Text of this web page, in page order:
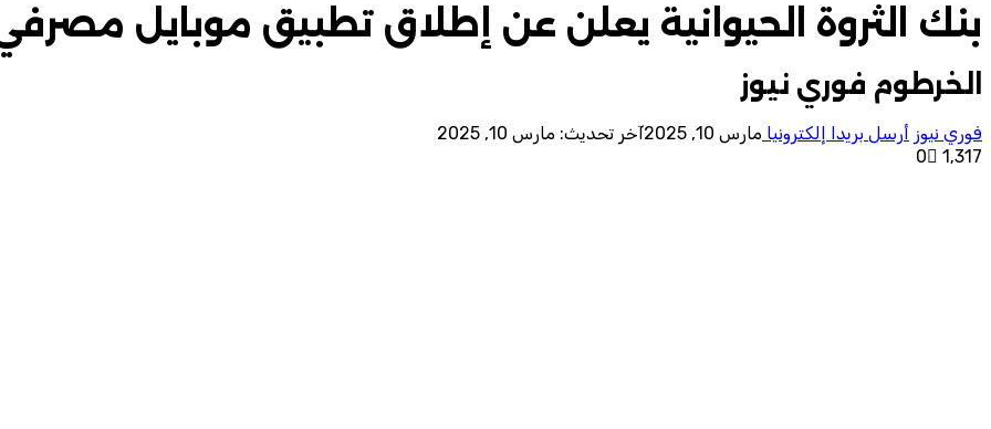
بنك الثروة الحيوانية يعلن عن إطلاق تطبيق موبايل
الخرطوم فوري نيوز
فوري نيوز أرسل بريدا إلكترونيا مارس 10, 2025
آخر تحديث: مارس 10, 2025
0
1٬317